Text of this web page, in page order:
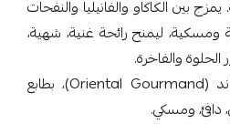
يمزج بين الكاكاو والفانيليا والنفحات
ليمنح رائحة غنية، شهية،
والفاخرة.
شرقي – غورماند (Oriental Gourmand)، بطابع
دافئ، ومسكي.